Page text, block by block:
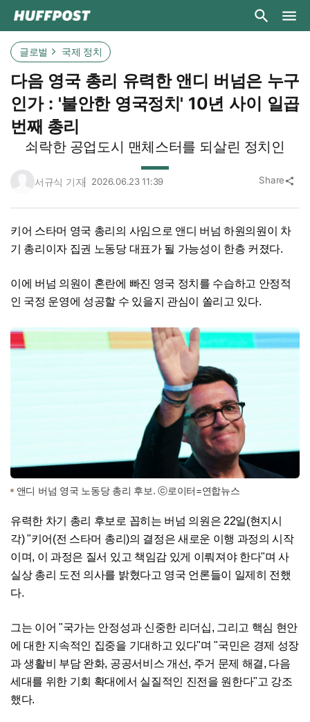
글로벌 국제 정치
다음 영국 총리 유력한 앤디 버넘은 누구
인가 : '불안한 영국정치' 10년 사이 일곱
번째 총리
쇠락한 공업도시 맨체스터를 되살린 정치인
서규식 기자 2026.06.23 11:39 Share share
키어 스타머 영국 총리의 사임으로 앤디 버넘 하원의원이 차
기 총리이자 집권 노동당 대표가 될 가능성이 한층 커졌다.
이에 버넘 의원이 혼란에 빠진 영국 정치를 수습하고 안정적
인 국정 운영에 성공할 수 있을지 관심이 쏠리고 있다.
앤디 버넘 영국 노동당 총리 후보. ⓒ로이터=연합뉴스
유력한 차기 총리 후보로 꼽히는 버넘 의원은 22일(현지시
각) "키어(전 스타머 총리)의 결정은 새로운 이행 과정의 시작
이며, 이 과정은 질서 있고 책임감 있게 이뤄져야 한다"며 사
실상 총리 도전 의사를 밝혔다고 영국 언론들이 일제히 전했
다.
그는 이어 "국가는 안정성과 신중한 리더십, 그리고 핵심 현안
에 대한 지속적인 집중을 기대하고 있다"며 "국민은 경제 성장
과 생활비 부담 완화, 공공서비스 개선, 주거 문제 해결, 다음
세대를 위한 기회 확대에서 실질적인 진전을 원한다"고 강조
했다.